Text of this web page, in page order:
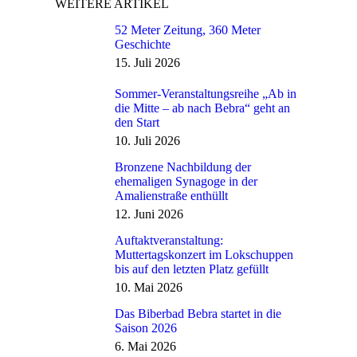
WEITERE ARTIKEL
52 Meter Zeitung, 360 Meter
Geschichte
15. Juli 2026
Sommer-Veranstaltungsreihe „Ab in
die Mitte – ab nach Bebra“ geht an
den Start
10. Juli 2026
Bronzene Nachbildung der
ehemaligen Synagoge in der
Amalienstraße enthüllt
12. Juni 2026
Auftaktveranstaltung:
Muttertagskonzert im Lokschuppen
bis auf den letzten Platz gefüllt
10. Mai 2026
Das Biberbad Bebra startet in die
Saison 2026
6. Mai 2026